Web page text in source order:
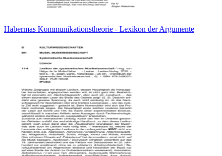
Habermas Kommunikationstheorie - Lexikon der Argumente